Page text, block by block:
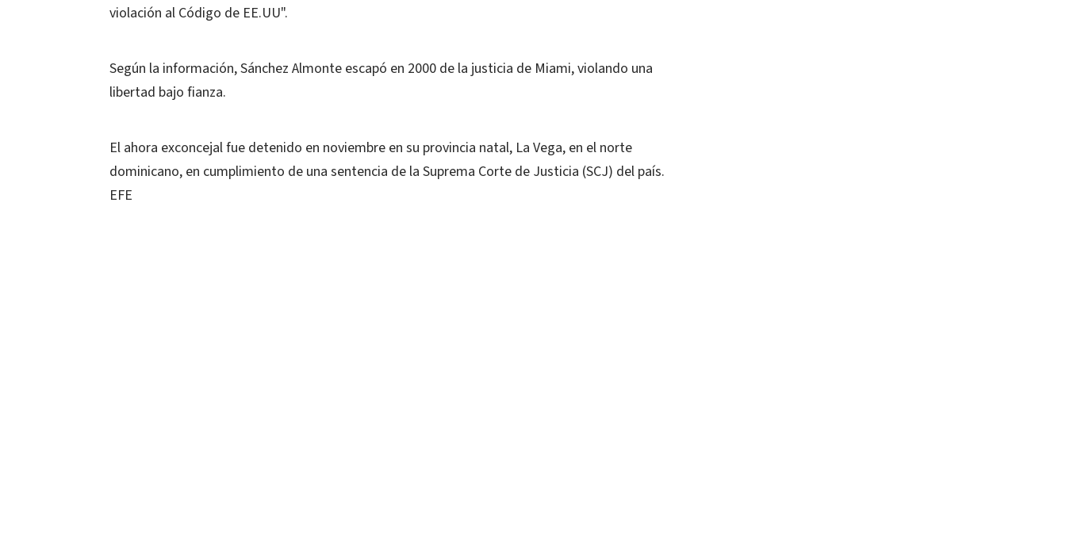
violación al Código de EE.UU".
Según la información, Sánchez Almonte escapó en 2000 de la justicia de Miami, violando una
libertad bajo fianza.
El ahora exconcejal fue detenido en noviembre en su provincia natal, La Vega, en el norte
dominicano, en cumplimiento de una sentencia de la Suprema Corte de Justicia (SCJ) del país.
EFE